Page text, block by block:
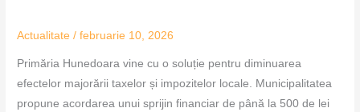
Actualitate /februarie 10, 2026
Primăria Hunedoara vine cu o soluție pentru diminuarea
efectelor majorării taxelor și impozitelor locale. Municipalitatea
propune acordarea unui sprijin financiar de până la 500 de lei